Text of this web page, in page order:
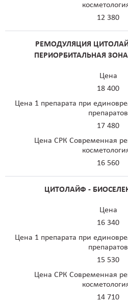
12 380
РЕМОДУЛЯЦИЯ
ПЕРИОРБИТАЛЬНАЯ
Цена
18 400
Цена 1 препарата при
препаратов
17 480
Цена СРК Современная
16 560
ЦИТОЛАЙФ -
Цена
16 340
Цена 1 препарата при
препаратов
15 530
Цена СРК Современная
14 710